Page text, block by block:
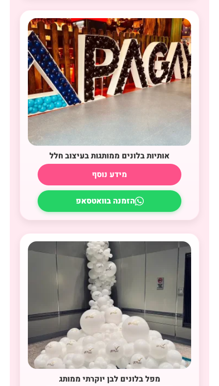
אותיות בלונים ממותגות בעיצוב חלל
מידע נוסף
הזמנה בוואטסאפ
מפל בלונים לבן יוקרתי ממותג